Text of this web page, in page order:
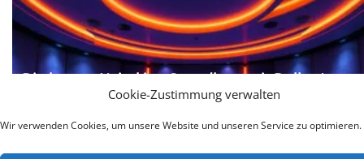
Cookie-Zustimmung verwalten
Wir verwenden Cookies, um unsere Website und unseren Service zu optimieren.
Die besten Heimkino Soundbars mit Dolby Atmos